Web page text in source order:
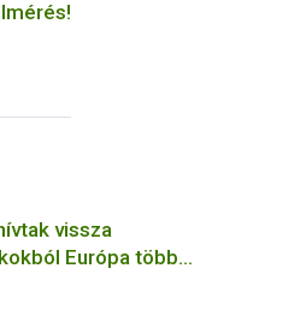
vissza
Európa több